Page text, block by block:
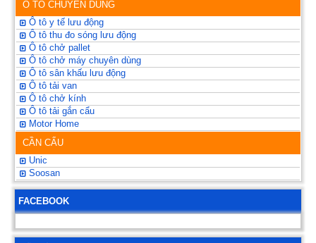
Ô TÔ CHUYÊN DÙNG
Ô tô y tế lưu động
Ô tô thu đo sóng lưu động
Ô tô chở pallet
Ô tô chở máy chuyên dùng
Ô tô sân khấu lưu động
Ô tô tải van
Ô tô chở kính
Ô tô tải gắn cẩu
Motor Home
CẦN CẨU
Unic
Soosan
FACEBOOK